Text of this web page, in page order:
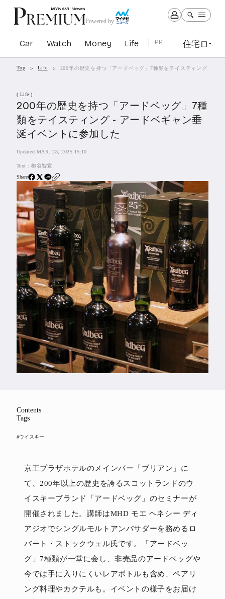
Powered by
Car Watch Money Life PR 住宅ロー
Car Watch Money Life
PR
住宅ローン
SBIネオトレード証券
All Articles
特集&連載記事
Feature
Series
Top Life 200年の歴史を持つ「アードベッグ」7種類をテイスティング - ア
( Life )
200年の歴史を持つ「アードベッグ」7種
類をテイスティング - アードベギャン垂
涎イベントに参加した
Updated MAR. 28, 2025 15:10
Text :柳谷智宣
Share
Contents
Tags
#ウイスキー
京王プラザホテルのメインバー「ブリアン」に
て、200年以上の歴史を誇るスコットランドのウ
イスキーブランド「アードベッグ」のセミナーが
開催されました。講師はMHD モエ ヘネシー ディ
アジオでシングルモルトアンバサダーを務めるロ
バート・ストックウェル氏です。「アードベッ
グ」7種類が一堂に会し、非売品のアードベッグや
今では手に入りにくいレアボトルも含め、ペアリ
ング料理やカクテルも。イベントの様子をお届け